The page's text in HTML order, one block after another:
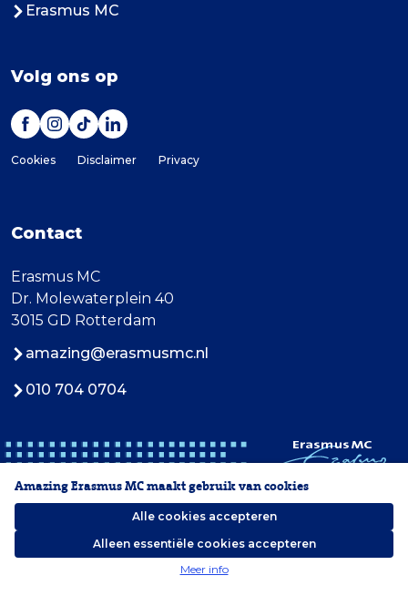
Erasmus MC
Volg ons op
Cookies Disclaimer Privacy
Contact
Erasmus MC
Dr. Molewaterplein 40
3015 GD Rotterdam
amazing@erasmusmc.nl
010 704 0704
2026 Erasmus MC
Amazing Erasmus MC maakt gebruik van cookies
Alle cookies accepteren
Alleen essentiële cookies accepteren
Meer info